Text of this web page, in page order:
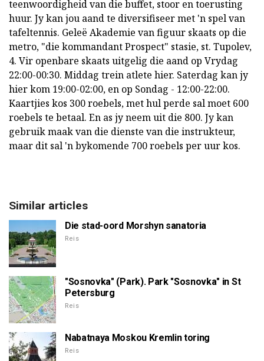
teenwoordigheid van die buffet, stoor en toerusting
huur. Jy kan jou aand te diversifiseer met 'n spel van
tafeltennis. Geleë Akademie van figuur skaats op die
metro, "die kommandant Prospect" stasie, st. Tupolev,
4. Vir openbare skaats uitgelig die aand op Vrydag
22:00-00:30. Middag trein atlete hier. Saterdag kan jy
hier kom 19:00-02:00, en op Sondag - 12:00-22:00.
Kaartjies kos 300 roebels, met hul perde sal moet 600
roebels te betaal. En as jy neem uit die 800. Jy kan
gebruik maak van die dienste van die instrukteur,
maar dit sal 'n bykomende 700 roebels per uur kos.
Similar articles
Die stad-oord Morshyn sanatoria
Reis
"Sosnovka" (Park). Park "Sosnovka" in St
Petersburg
Reis
Nabatnaya Moskou Kremlin toring
Reis